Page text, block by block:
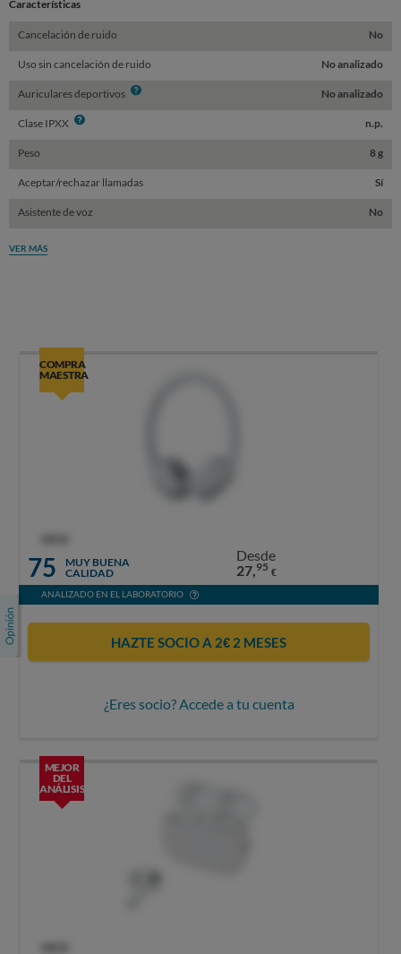
Características
Cancelación de ruido No
Uso sin cancelación de ruido No analizado
Auriculares deportivos Info No analizado
Clase IPXX Info n.p.
Peso 8 g
Aceptar/rechazar llamadas Sí
Asistente de voz No
VER MÁS
COMPRA
MAESTRA
75
MUY BUENA
CALIDAD
Desde
27,95 €
ANALIZADO EN EL LABORATORIO
HAZTE SOCIO A 2€ 2 MESES
¿Eres socio? Accede a tu cuenta
MEJOR
DEL
ANÁLISIS